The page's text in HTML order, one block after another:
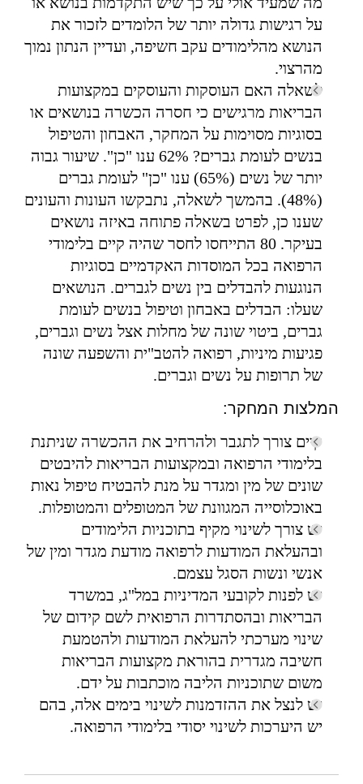
על רגישות גדולה יותר של הלומדים לזכור את
הנושא מהלימודים עקב חשיפה, ועדיין הנתון נמוך
מהרצוי.
לשאלה האם העוסקות והעוסקים במקצועות
הבריאות מרגישים כי חסרה הכשרה בנושאים או
בסוגיות מסוימות על המחקר, האבחון והטיפול
בנשים לעומת גברים? 62% ענו "כן". שיעור גבוה
יותר של נשים (65%) ענו "כן" לעומת גברים
(48%). בהמשך לשאלה, נתבקשו העונות והעונים
שענו כן, לפרט בשאלה פתוחה באיזה נושאים
בעיקר. 80 התייחסו לחסר שהיה קיים בלימודי
הרפואה בכל המוסדות האקדמיים בסוגיות
הנוגעות להבדלים בין נשים לגברים. הנושאים
שעלו: הבדלים באבחון וטיפול בנשים לעומת
גברים, ביטוי שונה של מחלות אצל נשים וגברים,
פגיעות מיניות, רפואה להטב"ית והשפעה שונה
של תרופות על נשים וגברים.
המלצות המחקר:
קיים צורך לתגבר ולהרחיב את ההכשרה שניתנת
בלימודי הרפואה ובמקצועות הבריאות להיבטים
שונים של מין ומגדר על מנת להבטיח טיפול נאות
באוכלוסייה המגוונת של המטופלים והמטופלות.
יש צורך לשינוי מקיף בתוכניות הלימודים
ובהעלאת המודעות לרפואה מודעת מגדר ומין של
אנשי ונשות הסגל עצמם.
יש לפנות לקובעי המדיניות במל"ג, במשרד
הבריאות ובהסתדרות הרפואית לשם קידום של
שינוי מערכתי להעלאת המודעות ולהטמעת
חשיבה מגדרית בהוראת מקצועות הבריאות
משום שתוכניות הליבה מוכתבות על ידם.
יש לנצל את ההזדמנות לשינוי בימים אלה, בהם
יש היערכות לשינוי יסודי בלימודי הרפואה.